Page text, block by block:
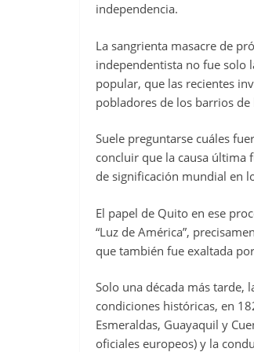
independencia.
La sangrienta masacre de
independentista no fue solo
popular, que las recientes
pobladores de los barrios de
Suele preguntarse cuáles
concluir que la causa última
de significación mundial en
El papel de Quito en ese
“Luz de América”,
que también fue exaltada
Solo una década más tarde,
condiciones históricas, en
Esmeraldas, Guayaquil y
oficiales europeos) y la